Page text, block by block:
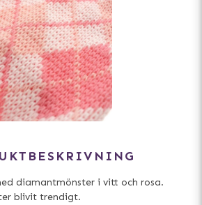
diamantmönster i vitt och rosa.
blivit trendigt.